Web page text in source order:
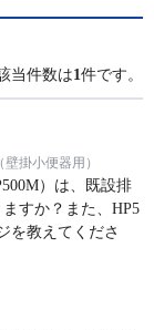
当件数は1件です。
掛小便器用）
）は、既設排
すか？また、HP5
を教えてくださ